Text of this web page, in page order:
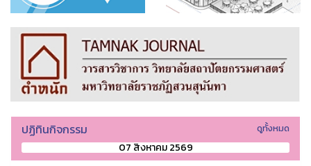
ปฏิทินกิจกรรม ดูทั้งหมด
07 สิงหาคม 2569